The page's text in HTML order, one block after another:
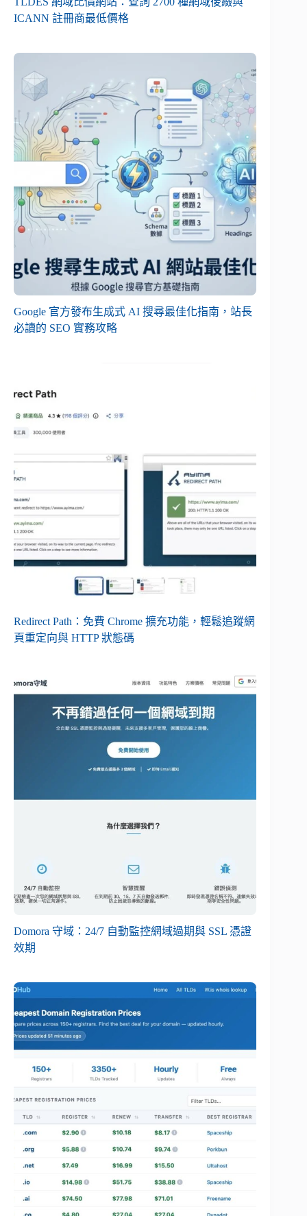
ICANN 註冊商最低價格
Google 官方發布生成式 AI 搜尋最佳化指南，站長
必讀的 SEO 實務攻略
Redirect Path：免費 Chrome 擴充功能，輕鬆追蹤網
頁重定向與 HTTP 狀態碼
Domora 守域：24/7 自動監控網域過期與 SSL 憑證
效期